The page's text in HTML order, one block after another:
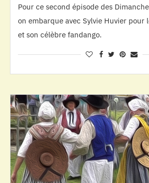
Pour ce second épisode des
on embarque avec Sylvie Huvier pour
et son célèbre fandango.